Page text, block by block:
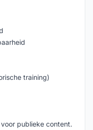
training)
publieke content.